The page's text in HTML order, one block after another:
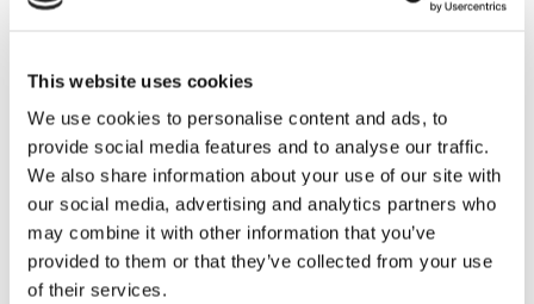
This website uses cookies
We use cookies to personalise content and ads, to
provide social media features and to analyse our traffic.
We also share information about your use of our site with
our social media, advertising and analytics partners who
may combine it with other information that you’ve
provided to them or that they’ve collected from your use
of their services.
ABB levererar teknik till
banbrytande konceptet
Förra sommaren lanserade Göteborgsbolaget
SeaFjord Energy ett koncept med ett e-
bunkerfartyg som fungerar som ett flytande
batterilager. Nu står det klart att ABB hakat på
konceptet och bidrar med flera tekniska
lösningar.